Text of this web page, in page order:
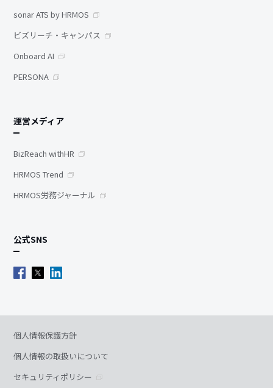
sonar ATS by HRMOS
ビズリーチ・キャンパス
Onboard AI
PERSONA
運営メディア
BizReach withHR
HRMOS Trend
HRMOS労務ジャーナル
公式SNS
個人情報保護方針
個人情報の取扱いについて
セキュリティポリシー